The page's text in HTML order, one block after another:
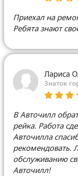
Приехал на
Ребята знают
Лариса О.
Знаток
В Авточилл
рейка. Работа
Авточилла
рекомендовать.
обслуживанию
Авточилл!